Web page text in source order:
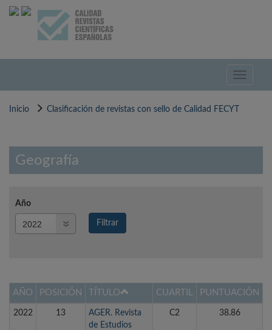
Pasar
Toggle
Inicio Clasificación de revistas con sello de Calidad FECYT
Geografía
Año
Filtrar
AÑO POSICIÓN TÍTULO CUARTIL PUNTUACIÓN
2022 13
AGER. Revista
de Estudios
C2 38.86